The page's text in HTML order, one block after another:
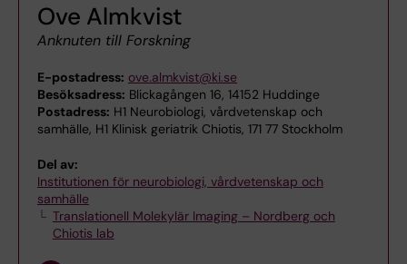
Ove Almkvist
Anknuten till Forskning
E-postadress: ove.almkvist@ki.se
Besöksadress: Blickagången 16, 14152 Huddinge
Postadress: H1 Neurobiologi, vårdvetenskap och
samhälle, H1 Klinisk geriatrik Chiotis, 171 77 Stockholm
Del av:
Institutionen för neurobiologi, vårdvetenskap och
samhälle
Translationell Molekylär Imaging – Nordberg och
Chiotis lab